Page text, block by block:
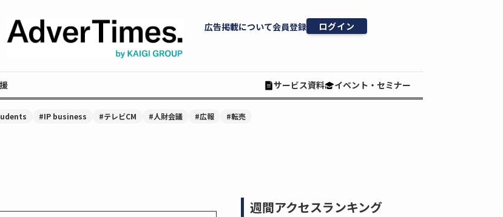
広告掲載について会員登録 ログイン
サービス資料 イベント・セミナー
#IP business #テレビCM #人財会議 #広報 #転売
週間アクセスランキング